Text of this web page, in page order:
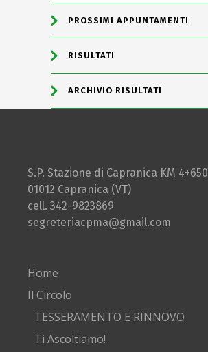
PROSSIMI APPUNTAMENTI
RISULTATI
ARCHIVIO RISULTATI
S.P. Stazione di Capranica KM 4+650
01012 Capranica (VT)
cell. 342-9823869
segreteriacpma@gmail.com
Home
Il Circolo
TESSERAMENTO E RINNOVO
Ti Ascoltiamo!